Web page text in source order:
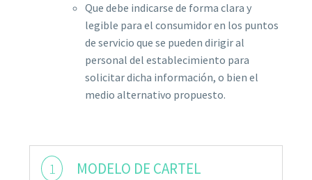
Que debe indicarse de forma clara y
legible para el consumidor en los puntos
de servicio que se pueden dirigir al
personal del establecimiento para
solicitar dicha información, o bien el
medio alternativo propuesto.
1
MODELO DE CARTEL